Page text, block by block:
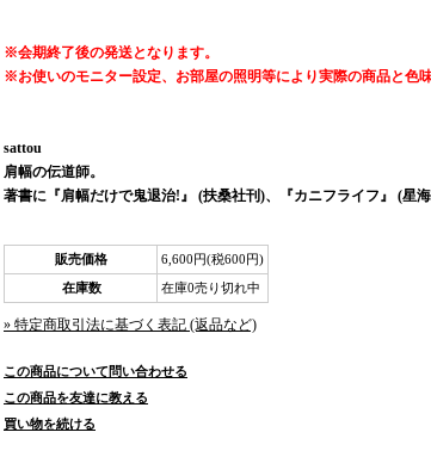
※会期終了後の発送となります。
※お使いのモニター設定、お部屋の照明等により実際の商品と色
sattou
肩幅の伝道師。
著書に『肩幅だけで鬼退治!』 (扶桑社刊)、『カニフライフ』 (星海
販売価格
6,600円(税600円)
在庫数
在庫0売り切れ中
» 特定商取引法に基づく表記 (返品など)
この商品について問い合わせる
この商品を友達に教える
買い物を続ける